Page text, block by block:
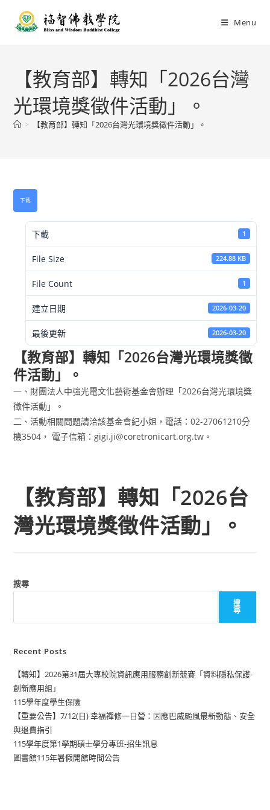
Menu
【教育部】轉知「2026台灣
光環境獎徵件活動」。
> 【教育部】轉知「2026台灣光環境獎徵件活動」。
下載
下載 1
File Size 224.88 KB
File Count 1
建立日期 2026-03-20
最後更新 2026-03-20
【教育部】轉知「2026台灣光環境獎徵
件活動」。
一、財團法人中強光電文化藝術基金會辦理「2026台灣光環境獎
徵件活動」。
二、活動相關問題請洽該基金會紀小姐，電話：02-27061210分
機3504， 電子信箱：gigi.ji@coretronicart.org.tw。
【教育部】轉知「2026台
灣光環境獎徵件活動」。
搜尋
搜
尋
Recent Posts
【轉知】2026第31屆大專校院資訊應用服務創新競賽「資料隱私保護-
創新應用組」
115學年度學生保險
【重要公告】7/12(日) 幸福禪修一日營：因應巴威颱風最新動態、安全
與退費指引
115學年度第1學期碩士學分專班-招生訊息
圖書館115年暑假開館時間公告